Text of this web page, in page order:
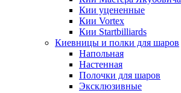
Кии уцененные
Кии Vortex
Кии Startbilliards
Киевницы и полки для шаров
Напольная
Настенная
Полочки для шаров
Эксклюзивные